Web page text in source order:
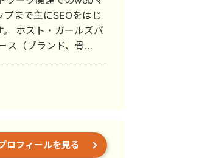
営業プロセスの分解、
できるように各領域
「経歴や肩書きではな
まで主にSEOをはじ
バ
ス（ブランド、骨
を支援させていただ
ロフィールを見る